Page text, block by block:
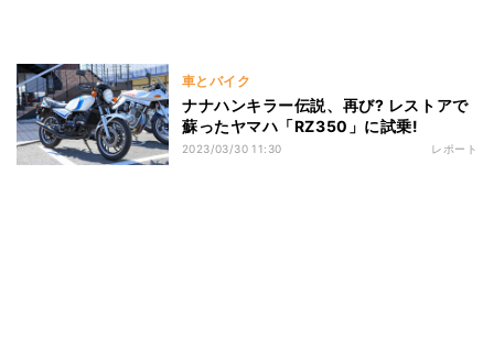
車とバイク
ナナハンキラー伝説、再び? レストアで
蘇ったヤマハ「RZ350」に試乗!
2023/03/30 11:30 レポート